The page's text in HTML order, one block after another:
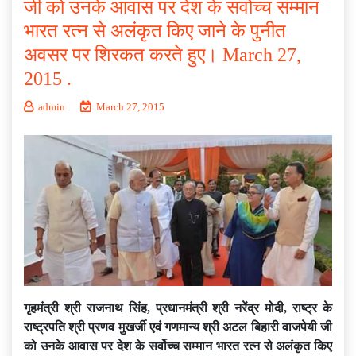
जी को उनके आवास पर देश के सर्वोच्च सम्मान
भारत रत्न से अलंकृत किए जाने के पुनीत
अवसर पर शिरकत करते हुए। March 27,
2015 .
admin March 27, 2015
गृहमंत्री श्री राजनाथ सिंह, प्रधानमंत्री श्री नरेंद्र मोदी, राष्ट्र के
राष्ट्रपति श्री प्रणव मुखर्जी एवं गणमान्य श्री अटल बिहारी वाजपेयी जी
को उनके आवास पर देश के सर्वोच्च सम्मान भारत रत्न से अलंकृत किए